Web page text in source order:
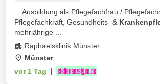
... Ausbildung als Pflegefachfrau /
Pflegefachkraft, Gesundheits- &
mehrjährige ...
Raphaelsklinik Münster
Münster
vor 1 Tag